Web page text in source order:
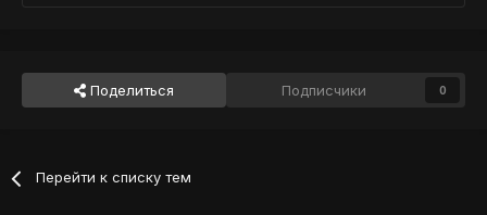
Поделиться Подписчики 0
Перейти к списку тем